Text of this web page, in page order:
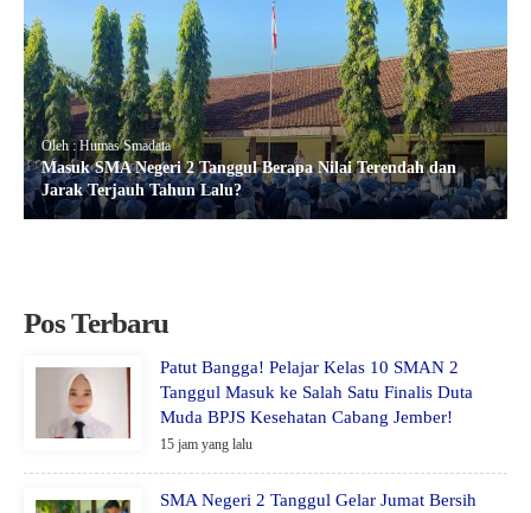
Oleh : Humas Smadata
Masuk SMA Negeri 2 Tanggul Berapa Nilai Terendah dan
Jarak Terjauh Tahun Lalu?
Pos Terbaru
Patut Bangga! Pelajar Kelas 10 SMAN 2
Tanggul Masuk ke Salah Satu Finalis Duta
Muda BPJS Kesehatan Cabang Jember!
15 jam yang lalu
SMA Negeri 2 Tanggul Gelar Jumat Bersih